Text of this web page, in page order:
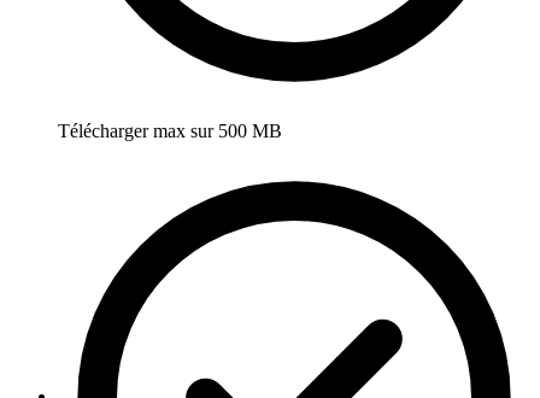
Télécharger max sur 500 MB